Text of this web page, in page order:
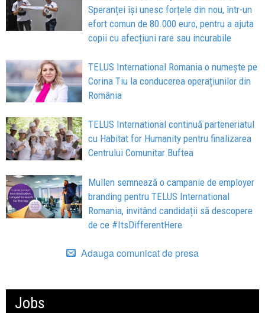
Speranței își unesc forțele din nou, într-un
efort comun de 80.000 euro, pentru a ajuta
copii cu afecțiuni rare sau incurabile
TELUS International Romania o numește pe
Corina Tiu la conducerea operațiunilor din
România
TELUS International continuă parteneriatul
cu Habitat for Humanity pentru finalizarea
Centrului Comunitar Buftea
Mullen semnează o campanie de employer
branding pentru TELUS International
Romania, invitând candidații să descopere
de ce #ItsDifferentHere
Adauga comunicat de presa
Jobs